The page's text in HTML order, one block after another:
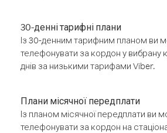
30-денні тарифні плани
Із 30-денним тарифним планом ви
телефонувати за кордон у вибрану
днів за низькими тарифами Viber.
Плани місячної передплати
Із планом місячної передплати ви
телефонувати за кордон на